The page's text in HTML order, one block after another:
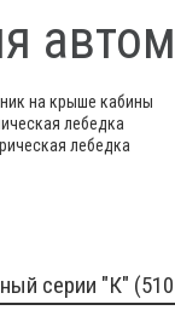
на крыше кабины
лебедка
лебедка
серии "К"